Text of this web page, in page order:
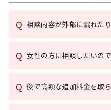
Q 相談内容が外部に漏れた
Q 女性の方に相談したいの
Q 後で高額な追加料金を取